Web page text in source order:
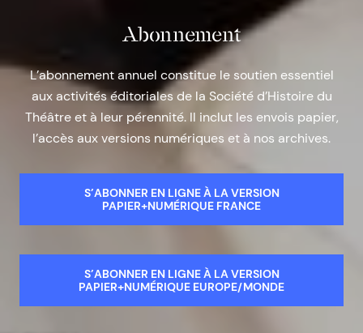
Abonnement
L’abonnement annuel constitue le soutien essentiel
aux activités éditoriales de la Société d’Histoire du
Théâtre et à leur pérennité. Il inclut les envois papier,
l’accès aux versions numériques et à nos archives.
S’ABONNER EN LIGNE À LA VERSION
PAPIER+NUMÉRIQUE FRANCE
S’ABONNER EN LIGNE À LA VERSION
PAPIER+NUMÉRIQUE EUROPE/MONDE